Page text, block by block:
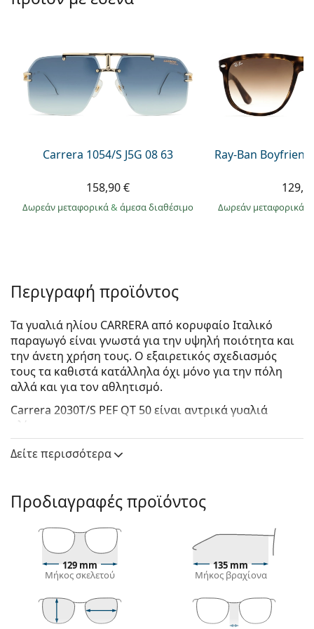
Persol
Όλες οι μάρκες
Carrera 1054/S J5G 08 63
158,90 €
Δωρεάν μεταφορικά& άμεσα διαθέσιμο
Ray-Ban
Δωρεάν μεταφορικά
Περιγραφή προϊόντος
Τα γυαλιά ηλίου CARRERA από κορυφαίο Ιταλικό
παραγωγό είναι γνωστά για την υψηλή ποιότητα και
την άνετη χρήση τους. Ο εξαιρετικός σχεδιασμός
τους τα καθιστά κατάλληλα όχι μόνο για την πόλη
αλλά και για τον αθλητισμό.
Carrera 2030T/S PEF QT 50είναι αντρικά γυαλιά
ηλίου.
Δείτε πώς φαίνονται πάνω σας αυτά τα γυαλιά ηλίου
με τη λειτουργία του Εικονικού καθρέφτη του
Σκελετός γυαλιών ηλίου
Το χρυσό χρώμα του σκελετού ταιριάζει απόλυτα
με το ζεστό χρώμα του δέρματος και τα σκούρα
καστανά μαλλιά.
Οι τετράγωνοι σκελετοί γυαλιών ηλίουείναι
ή τριγωνικό σχήμα προσώπου.
Ο σκελετός των γυαλιών ηλίου είναι
Δείτε περισσότερα
Προδιαγραφές προϊόντος
129 mm
Μήκος σκελετού
135 mm
Μήκος βραχίονα